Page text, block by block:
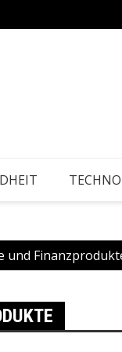
und